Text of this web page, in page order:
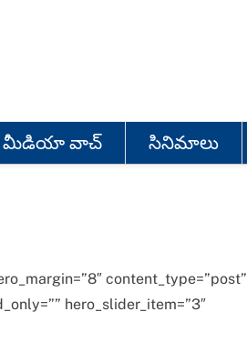
మీడియా వాచ్ సినిమాలు
content_type=”post”
hero_slider_item=”3″